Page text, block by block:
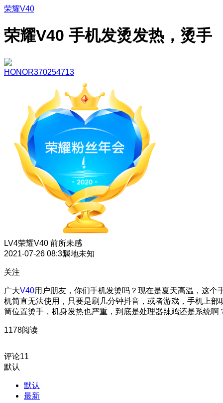
荣耀V40
荣耀V40 手机发烫发热，烫手
HONOR370254713
LV4荣耀V40 前所未感
2021-07-26 08:35属地未知
关注
广大V40用户朋友，你们手机发烫吗？现在是夏天高温，这个
机简直无法使用，只要是刷几分钟抖音，或者游戏，手机上部
筒位置烫手，机身发热也严重，到底是处理器辣鸡还是系统啊
1178阅读
评论11
默认
默认
最新